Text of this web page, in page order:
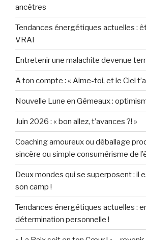
ancêtres
Tendances énergétiques actuelles :
VRAI
Entretenir une malachite devenue
A ton compte : « Aime-toi, et le Ciel
Nouvelle Lune en Gémeaux :
Juin 2026 : « bon allez, t’avances ?! »
Coaching amoureux ou déballage
sincère ou simple consumérisme de
Deux mondes qui se superposent : il
son camp !
Tendances énergétiques actuelles :
détermination personnelle !